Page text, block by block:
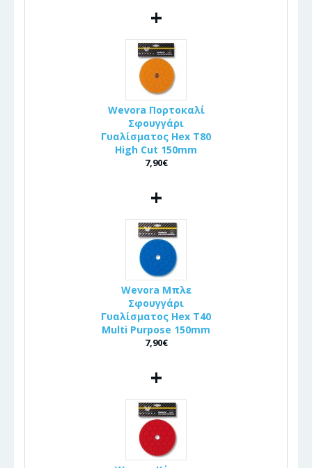
+
Wevora Πορτοκαλί
Σφουγγάρι
Γυαλίσματος Hex T80
High Cut 150mm
7,90€
+
Wevora Μπλε
Σφουγγάρι
Γυαλίσματος Hex T40
Multi Purpose 150mm
7,90€
+